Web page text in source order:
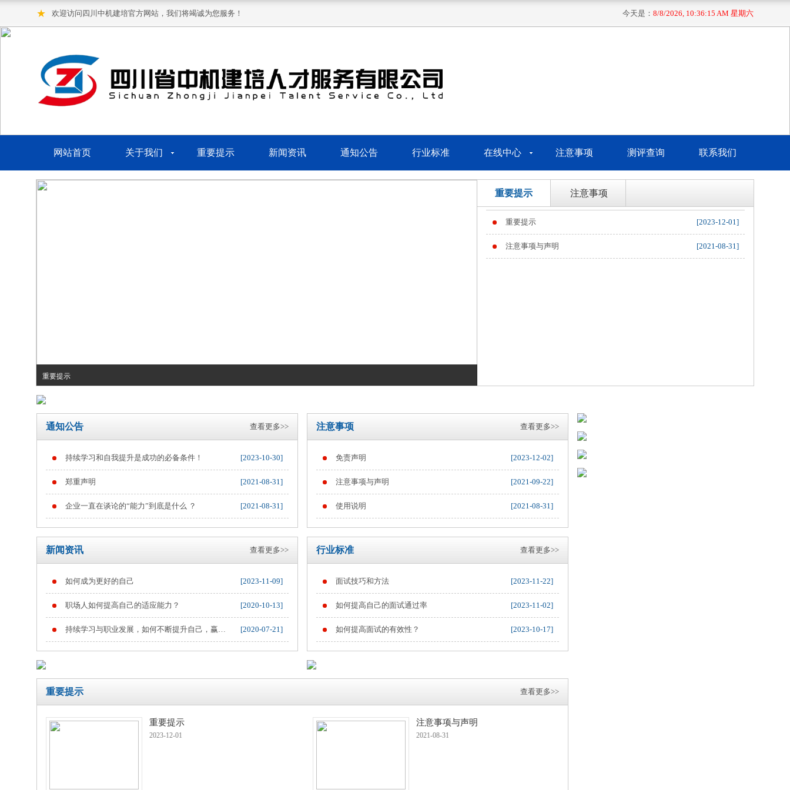
★ 欢迎访问四川中机建培官方网站，我们将竭诚为您服务！ 今天是： 8/8/2026, 10:36:16 AM 星期六
网站首页 关于我们 重要提示 新闻资讯 通知公告 行业标准 在线中心 注意事项 测评查询 联系我们
重要提示
重要提示
重要提示 注意事项
重要提示 [2023-12-01]
注意事项与声明 [2021-08-31]
通知公告 查看更多>>
持续学习和自我提升是成功的必备条件！ [2023-10-30]
郑重声明 [2021-08-31]
企业一直在谈论的“能力”到底是什么 ？ [2021-08-31]
注意事项 查看更多>>
免责声明 [2023-12-02]
注意事项与声明 [2021-09-22]
使用说明 [2021-08-31]
新闻资讯 查看更多>>
如何成为更好的自己 [2023-11-09]
职场人如何提高自己的适应能力？ [2020-10-13]
持续学习与职业发展，如何不断提升自己，赢得
职业竞争
[2020-07-21]
行业标准 查看更多>>
面试技巧和方法 [2023-11-22]
如何提高自己的面试通过率 [2023-11-02]
如何提高面试的有效性？ [2023-10-17]
重要提示 查看更多>>
重要提示
2023-12-01
注意事项与声明
2021-08-31